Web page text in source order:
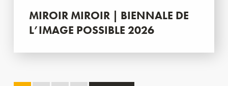
MIROIR MIROIR | BIENNALE DE
L’IMAGE POSSIBLE 2026